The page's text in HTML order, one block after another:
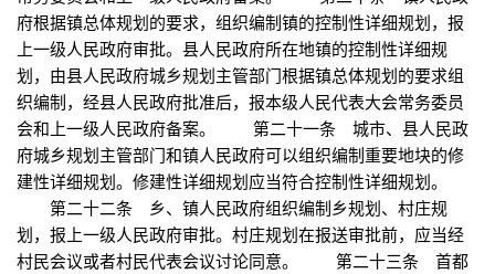
府根据镇总体规划的要求，组织编制镇的控制性详细规划，报
上一级人民政府审批。县人民政府所在地镇的控制性详细规
划，由县人民政府城乡规划主管部门根据镇总体规划的要求组
织编制，经县人民政府批准后，报本级人民代表大会常务委员
会和上一级人民政府备案。 第二十一条 城市、县人民政
府城乡规划主管部门和镇人民政府可以组织编制重要地块的修
建性详细规划。修建性详细规划应当符合控制性详细规划。
第二十二条 乡、镇人民政府组织编制乡规划、村庄规
划，报上一级人民政府审批。村庄规划在报送审批前，应当经
村民会议或者村民代表会议讨论同意。 第二十三条 首都